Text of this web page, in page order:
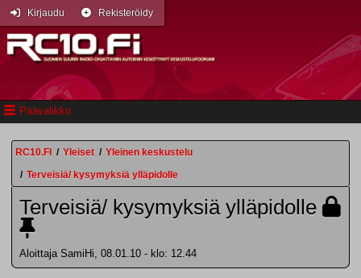
Päävalikko
Kirjaudu Rekisteröidy
RC10.FI / Yleiset / Yleinen keskustelu
/ Terveisiä/ kysymyksiä ylläpidolle
Terveisiä/ kysymyksiä ylläpidolle
Aloittaja SamiHi, 08.01.10 - klo: 12.44